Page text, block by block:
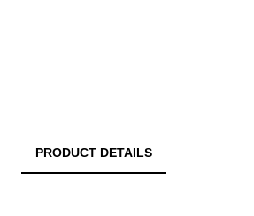
PRODUCT DETAILS